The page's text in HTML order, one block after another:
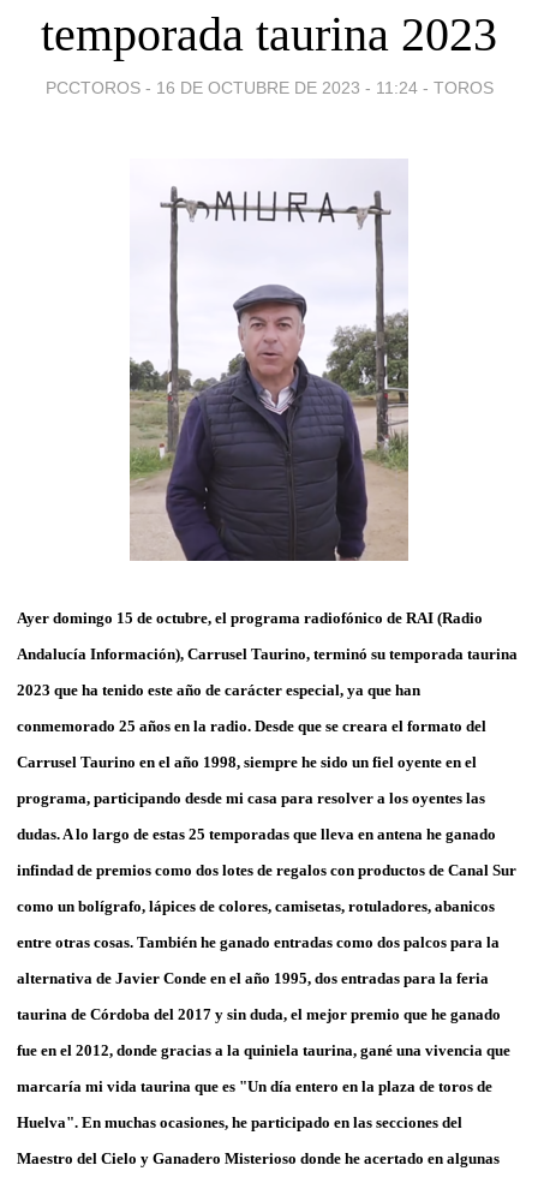
temporada taurina 2023
PCCTOROS - 16 DE OCTUBRE DE 2023 - 11:24 - TOROS
Ayer domingo 15 de octubre, el programa radiofónico de RAI (Radio
Andalucía Información), Carrusel Taurino, terminó su temporada taurina
2023 que ha tenido este año de carácter especial, ya que han
conmemorado 25 años en la radio. Desde que se creara el formato del
Carrusel Taurino en el año 1998, siempre he sido un fiel oyente en el
programa, participando desde mi casa para resolver a los oyentes las
dudas. A lo largo de estas 25 temporadas que lleva en antena he ganado
infindad de premios como dos lotes de regalos con productos de Canal Sur
como un bolígrafo, lápices de colores, camisetas, rotuladores, abanicos
entre otras cosas. También he ganado entradas como dos palcos para la
alternativa de Javier Conde en el año 1995, dos entradas para la feria
taurina de Córdoba del 2017 y sin duda, el mejor premio que he ganado
fue en el 2012, donde gracias a la quiniela taurina, gané una vivencia que
marcaría mi vida taurina que es "Un día entero en la plaza de toros de
Huelva". En muchas ocasiones, he participado en las secciones del
Maestro del Cielo y Ganadero Misterioso donde he acertado en algunas